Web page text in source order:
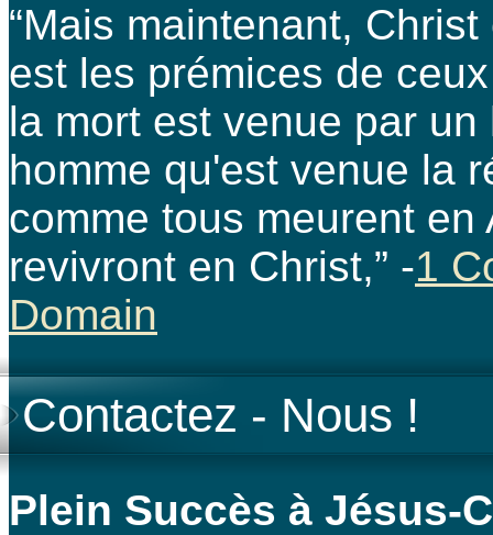
“Mais maintenant,
est les prémices de
la mort est venue par
homme qu'est venue la
comme tous meurent
revivront en Christ,” -1
Domain
Contactez - Nous !
Plein Succès à Jésus-